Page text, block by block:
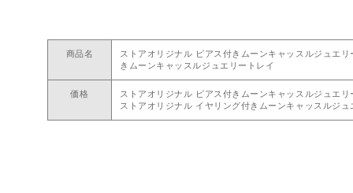
商品名
ストアオリジナル ピアス付きムーンキャッスルジュエ
きムーンキャッスルジュエリートレイ
価格
ストアオリジナル ピアス付きムーンキャッスルジュエ
ストアオリジナル イヤリング付きムーンキャッスルジ